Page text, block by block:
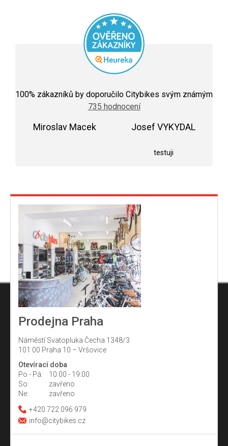
hodnocení
obchodu
je
100% zákazníků by doporučilo Citybikes svým známým
735 hodnocení
Miroslav Macek Josef VYKYDAL
testuji
Prodejna Praha
Náměstí Svatopluka Čecha 1348/3
101 00 Praha 10 – Vršovice
Otevírací doba
Po - Pá:
10:00 - 19:00
So:
zavřeno
Ne:
zavřeno
+420 722 096 979
info@citybikes.cz